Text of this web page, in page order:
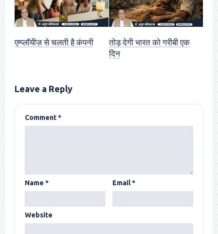
एम्प्लॉयीज़ से चलती है कंपनी
तोड़ देगी भारत को गरीबी एक
दिन
Leave a Reply
Comment*
Name * Email*
Website